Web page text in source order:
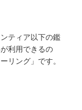
ティア以下の鑑
利用できるの
リング」です。